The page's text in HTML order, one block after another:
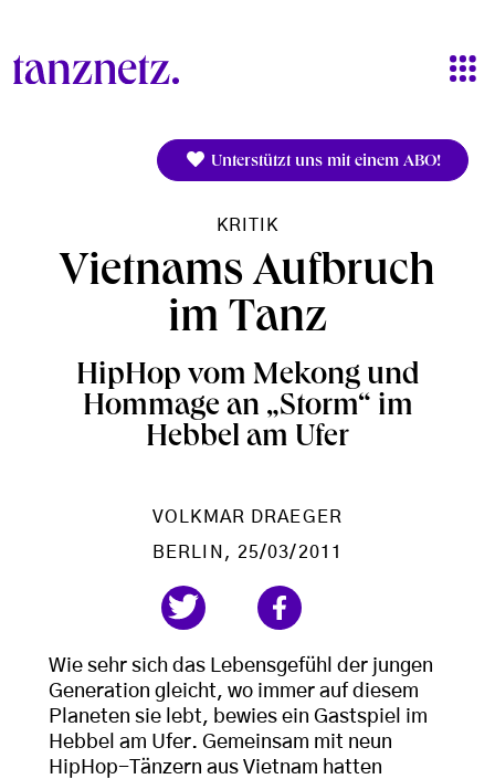
Unterstützt uns mit einem ABO!
KRITIK
Vietnams Aufbruch
im Tanz
HipHop vom Mekong und
Hommage an „Storm“ im
Hebbel am Ufer
VOLKMAR DRAEGER
BERLIN , 25/03/2011
Wie sehr sich das Lebensgefühl der jungen
Generation gleicht, wo immer auf diesem
Planeten sie lebt, bewies ein Gastspiel im
Hebbel am Ufer. Gemeinsam mit neun
HipHop-Tänzern aus Vietnam hatten